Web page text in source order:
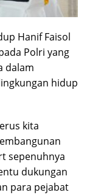
Hanif Faisol
Polri yang
dalam
hidup
kita
sepenuhnya
dukungan
para pejabat